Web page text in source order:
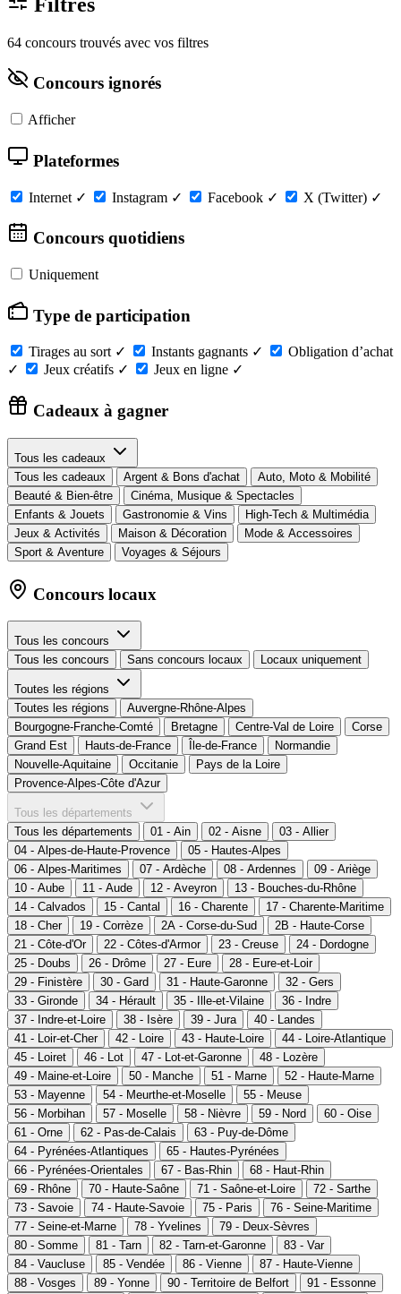
64 concours trouvés avec vos filtres
Concours ignorés
Afficher
Plateformes
Internet ✓ Instagram ✓ Facebook ✓ X (Twitter) ✓
Concours quotidiens
Uniquement
Type de participation
Tirages au sort ✓ Instants gagnants ✓
Obligation d’achat
✓
Jeux créatifs ✓ Jeux en ligne ✓
Cadeaux à gagner
Tous les cadeaux
Tous les cadeaux
Argent & Bons d'achat
Auto, Moto & Mobilité
Beauté & Bien-être
Cinéma, Musique & Spectacles
Enfants & Jouets
Gastronomie & Vins
High-Tech & Multimédia
Jeux & Activités
Maison & Décoration
Mode & Accessoires
Sport & Aventure
Voyages & Séjours
Concours locaux
Tous les concours
Tous les concours
Sans concours locaux Locaux uniquement
Toutes les régions
Toutes les régions
Auvergne-Rhône-Alpes
Bourgogne-Franche-Comté
Bretagne Centre-Val de Loire
Corse
Grand Est
Hauts-de-France Île-de-France
Normandie
Nouvelle-Aquitaine
Occitanie
Pays de la Loire
Provence-Alpes-Côte d'Azur
Tous les départements
Tous les départements
01 - Ain 02 - Aisne
03 - Allier
04 - Alpes-de-Haute-Provence
05 - Hautes-Alpes
06 - Alpes-Maritimes
07 - Ardèche 08 - Ardennes
09 - Ariège
10 - Aube
11 - Aude 12 - Aveyron
13 - Bouches-du-Rhône
14 - Calvados
15 - Cantal 16 - Charente
17 - Charente-Maritime
18 - Cher
19 - Corrèze 2A - Corse-du-Sud
2B - Haute-Corse
21 - Côte-d'Or
22 - Côtes-d'Armor 23 - Creuse
24 - Dordogne
25 - Doubs
26 - Drôme 27 - Eure
28 - Eure-et-Loir
29 - Finistère
30 - Gard 31 - Haute-Garonne
32 - Gers
33 - Gironde
34 - Hérault 35 - Ille-et-Vilaine
36 - Indre
37 - Indre-et-Loire
38 - Isère 39 - Jura
40 - Landes
41 - Loir-et-Cher
42 - Loire 43 - Haute-Loire
44 - Loire-Atlantique
45 - Loiret
46 - Lot 47 - Lot-et-Garonne
48 - Lozère
49 - Maine-et-Loire
50 - Manche 51 - Marne
52 - Haute-Marne
53 - Mayenne
54 - Meurthe-et-Moselle
55 - Meuse
56 - Morbihan
57 - Moselle 58 - Nièvre 59 - Nord
60 - Oise
61 - Orne
62 - Pas-de-Calais
63 - Puy-de-Dôme
64 - Pyrénées-Atlantiques
65 - Hautes-Pyrénées
66 - Pyrénées-Orientales
67 - Bas-Rhin
68 - Haut-Rhin
69 - Rhône
70 - Haute-Saône 71 - Saône-et-Loire
72 - Sarthe
73 - Savoie
74 - Haute-Savoie 75 - Paris
76 - Seine-Maritime
77 - Seine-et-Marne
78 - Yvelines
79 - Deux-Sèvres
80 - Somme
81 - Tarn 82 - Tarn-et-Garonne
83 - Var
84 - Vaucluse
85 - Vendée 86 - Vienne
87 - Haute-Vienne
88 - Vosges
89 - Yonne 90 - Territoire de Belfort
91 - Essonne